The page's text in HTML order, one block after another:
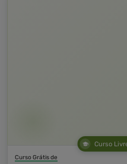
Curso
Curso Grátis de